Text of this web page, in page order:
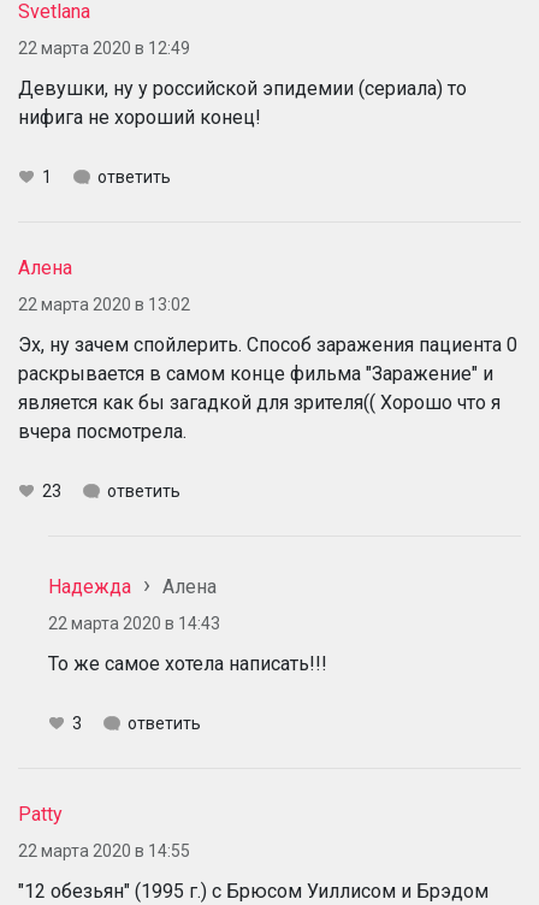
Svetlana
22 марта 2020 в 12:49
Девушки, ну у российской эпидемии (сериала) то
нифига не хороший конец!
1 ответить
Алена
22 марта 2020 в 13:02
Эх, ну зачем спойлерить. Способ заражения пациента 0
раскрывается в самом конце фильма "Заражение" и
является как бы загадкой для зрителя(( Хорошо что я
вчера посмотрела.
23 ответить
Надежда Алена
22 марта 2020 в 14:43
То же самое хотела написать!!!
3 ответить
Patty
22 марта 2020 в 14:55
"12 обезьян" (1995 г.) с Брюсом Уиллисом и Брэдом